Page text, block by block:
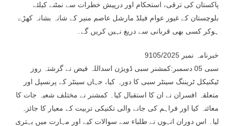
پاکستان کی ترقی، استحکام اور درپیش خطرات سے نمٹنے کیلئے
بلوچستان کے غیور عوام فیلڈ مارشل عاصم منیر کے شانہ بشانہ کھڑے
ہوکر کسی بھی قربانی سے دریغ نہیں کریں گے۔
خبرنامہ نمبر 9105/2025
سبی 05 دسمبر:کمشنر سبی ڈویژن اسداللہ فیض نے گزشتہ روز
ٹیکنیکل ٹریننگ سینٹر سبی کا دورہ کیا، جہاں سینٹر کے پرنسپل اور
متعلقہ افسران نے ان کا استقبال کیا۔ کمشنر نے مختلف شعبہ جات کا
معائنہ کیا اور فراہم کی جانے والی تکنیکی تربیت کے معیار کا جائزہ
لیا۔ اس دوران انہوں نے طلباء سے سوالات کیے اور مہارت میں بہتری